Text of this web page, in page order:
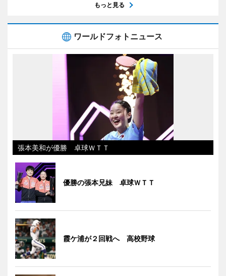
もっと見る
ワールドフォトニュース
張本美和が優勝 卓球ＷＴＴ
優勝の張本兄妹 卓球ＷＴＴ
霞ケ浦が２回戦へ 高校野球